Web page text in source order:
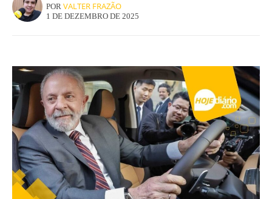
POR VALTER FRAZÃO
1 DE DEZEMBRO DE 2025